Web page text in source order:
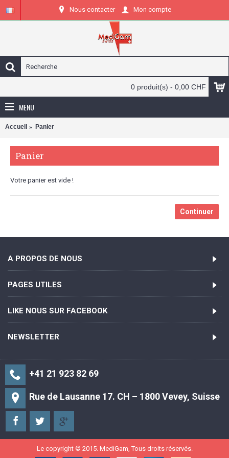
Nous contacter Mon compte
0 produit(s) - 0,00 CHF
MENU
Accueil Panier
Panier
Votre panier est vide !
Continuer
A PROPOS DE NOUS
PAGES UTILES
LIKE NOUS SUR FACEBOOK
NEWSLETTER
+41 21 923 82 69
Rue de Lausanne 17. CH – 1800 Vevey, Suisse
Le copyright © 2015. MediGam, Tous droits réservés.